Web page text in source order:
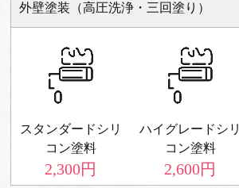
外壁塗装（高圧洗浄・三回塗り）
スタンダードシリ
コン塗料
2,300円
ハイグレードシリ
コン塗料
2,600円